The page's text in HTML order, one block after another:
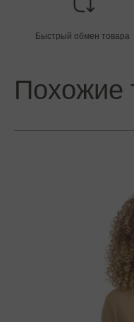
Быстрый обмен товара
Похожие